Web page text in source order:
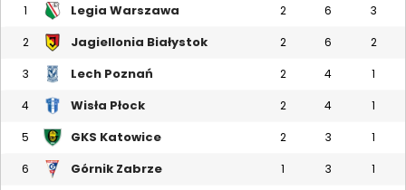
1 Legia Warszawa 2 6 3
2 Jagiellonia Białystok 2 6 2
3 Lech Poznań 2 4 1
4 Wisła Płock 2 4 1
5 GKS Katowice 2 3 1
6 Górnik Zabrze 1 3 1